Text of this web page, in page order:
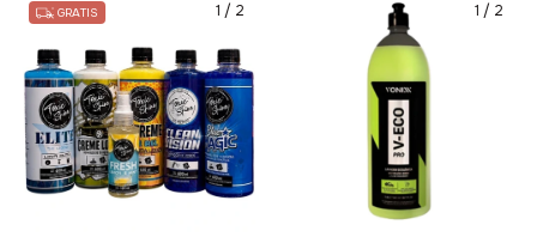
1 / 2
GRATIS 1 / 2